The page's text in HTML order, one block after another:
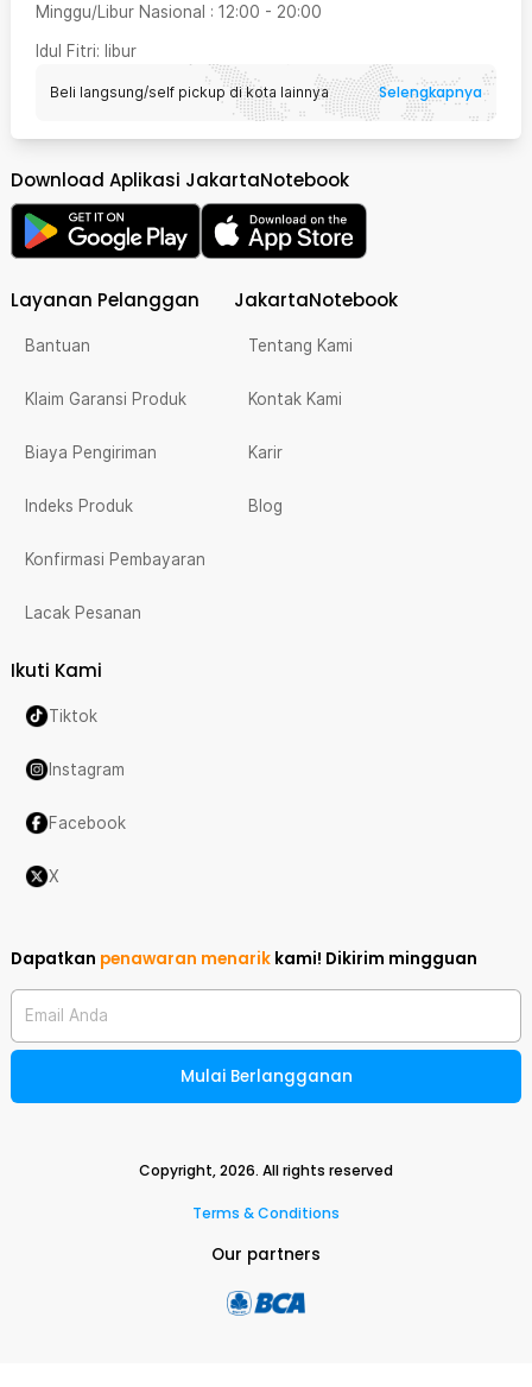
Minggu/Libur Nasional : 12:00 - 20:00
Idul Fitri: libur
Beli langsung/self pickup di kota lainnya Selengkapnya
Download Aplikasi JakartaNotebook
Layanan Pelanggan
Bantuan
Klaim Garansi Produk
Biaya Pengiriman
Indeks Produk
Konfirmasi Pembayaran
Lacak Pesanan
JakartaNotebook
Tentang Kami
Kontak Kami
Karir
Blog
Ikuti Kami
Tiktok
Instagram
Facebook
X
Dapatkan penawaran menarik kami! Dikirim mingguan
Email Anda
Mulai Berlangganan
Copyright,2026. All rights reserved
Terms & Conditions
Our partners